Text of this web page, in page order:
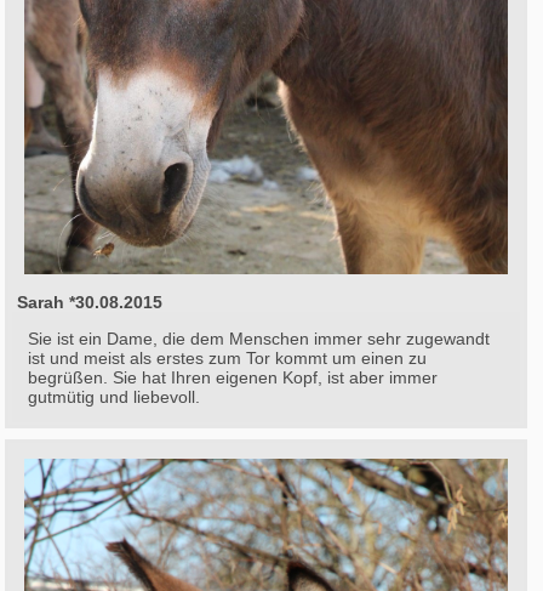
Sarah *30.08.2015
Sie ist ein Dame, die dem Menschen immer sehr zugewandt
ist und meist als erstes zum Tor kommt um einen zu
begrüßen. Sie hat Ihren eigenen Kopf, ist aber immer
gutmütig und liebevoll.